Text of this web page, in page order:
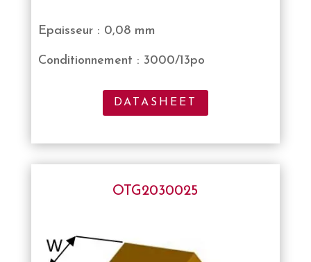
Epaisseur : 0,08 mm
Conditionnement : 3000/13po
DATASHEET
OTG2030025